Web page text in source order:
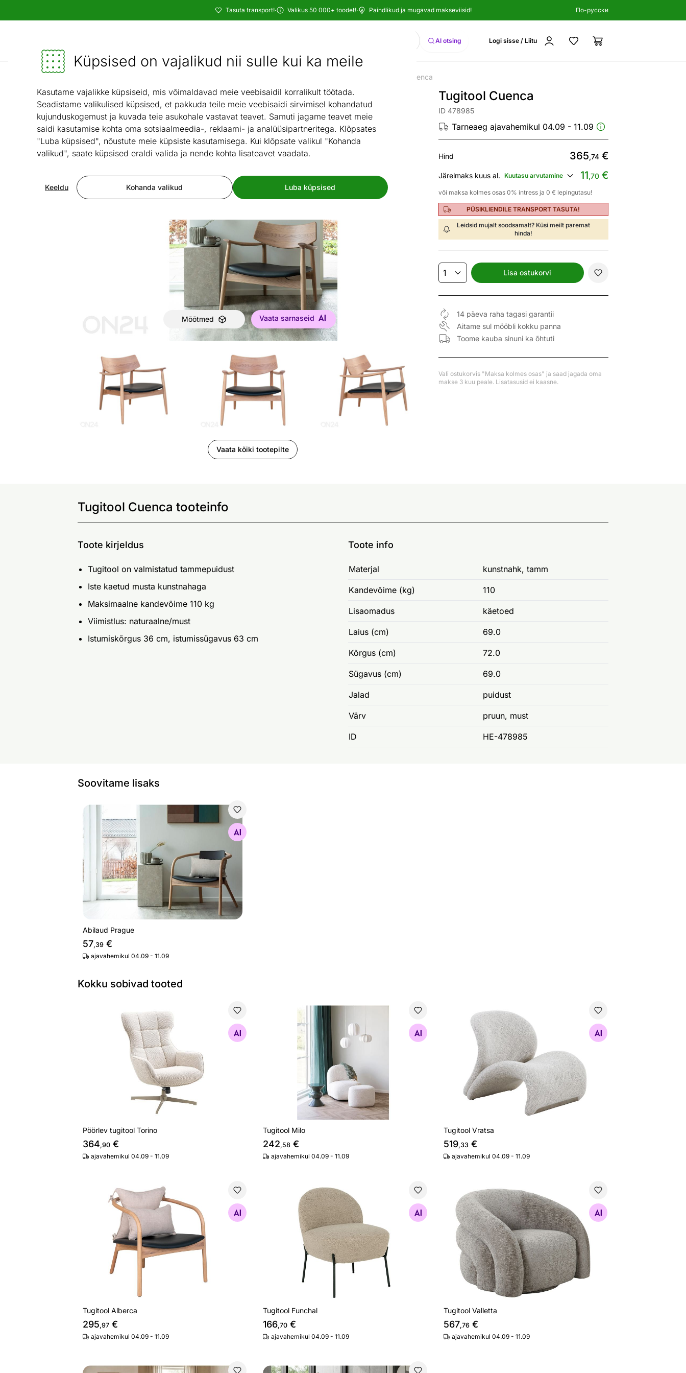
Küpsised on vajalikud nii sulle kui ka meile
Kasutame vajalikke küpsiseid, mis võimaldavad meie veebisaidil korralikult töötada.
Seadistame valikulised küpsised, et pakkuda teile meie veebisaidi sirvimisel kohandatud
kujunduskogemust ja kuvada teie asukohale vastavat teavet. Samuti jagame teavet meie
saidi kasutamise kohta oma sotsiaalmeedia-, reklaami- ja analüüsipartneritega. Klõpsates
"Luba küpsised", nõustute meie küpsiste kasutamisega. Kui klõpsate valikul "Kohanda
valikud", saate küpsised eraldi valida ja nende kohta lisateavet vaadata.
Kohanda valikud Luba küpsised
Keeldu
Tasuta transport!· Valikus 50 000+ toodet!· Paindlikud ja mugavad makseviisid! По-русски
Mööbel ja sisustus - ON24
Otsi AI otsing Logi sisse / Liitu
Tugitool Cuenca
Mõõtmed Vaata sarnaseid
Vaata kõiki tootepilte
Tugitool Cuenca
ID 478985
Tarneaeg ajavahemikul 04.09 - 11.09
Hind 365,74€
Järelmaks kuus al. Kuutasu arvutamine 11,70€
või maksa kolmes osas 0% intress ja 0 € lepingutasu!
PÜSIKLIENDILE TRANSPORT TASUTA!
Leidsid mujalt soodsamalt? Küsi meilt paremat
hinda!
Lisa ostukorvi
14 päeva raha tagasi garantii
Aitame sul mööbli kokku panna
Toome kauba sinuni ka õhtuti
Vali ostukorvis "Maksa kolmes osas" ja saad jagada oma
makse 3 kuu peale. Lisatasusid ei kaasne.
Tugitool Cuenca tooteinfo
Toote kirjeldus
Tugitool on valmistatud tammepuidust
Iste kaetud musta kunstnahaga
Maksimaalne kandevõime 110 kg
Viimistlus: naturaalne/must
Istumiskõrgus 36 cm, istumissügavus 63 cm
Toote info
Materjal kunstnahk, tamm
Kandevõime (kg) 110
Lisaomadus käetoed
Laius (cm) 69.0
Kõrgus (cm) 72.0
Sügavus (cm) 69.0
Jalad puidust
Värv pruun, must
ID HE-478985
Soovitame lisaks
Abilaud Prague
Abilaud Prague
57,39 €
ajavahemikul 04.09 - 11.09
Kokku sobivad tooted
Pöörlev tugitool Torino
Pöörlev tugitool Torino
364,90 €
ajavahemikul 04.09 - 11.09
Otsi sarnaseid
Tugitool Milo
242,58 €
ajavahemikul 04.09 - 11.09
Tugitool Vratsa
Tugitool Vratsa
519,33€
ajavahemikul 04.09 - 11.09
Tugitool Alberca
Otsi sarnaseid
Tugitool Alberca
295,97 €
ajavahemikul 04.09 - 11.09
Tugitool Funchal
Tugitool Funchal
166,70 €
ajavahemikul 04.09 - 11.09
Tugitool Valletta
Otsi sarnaseid
Tugitool Valletta
567,76€
ajavahemikul 04.09 - 11.09